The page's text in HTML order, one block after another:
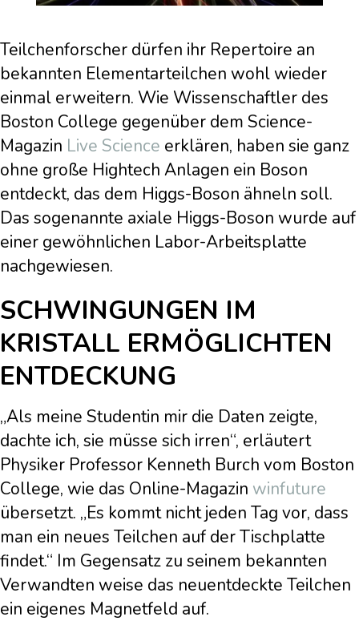
Teilchenforscher dürfen ihr Repertoire an
bekannten Elementarteilchen wohl wieder
einmal erweitern. Wie Wissenschaftler des
Boston College gegenüber dem Science-
Magazin Live Science erklären, haben sie ganz
ohne große Hightech Anlagen ein Boson
entdeckt, das dem Higgs-Boson ähneln soll.
Das sogenannte axiale Higgs-Boson wurde auf
einer gewöhnlichen Labor-Arbeitsplatte
nachgewiesen.
SCHWINGUNGEN IM
KRISTALL ERMÖGLICHTEN
ENTDECKUNG
„Als meine Studentin mir die Daten zeigte,
dachte ich, sie müsse sich irren“, erläutert
Physiker Professor Kenneth Burch vom Boston
College, wie das Online-Magazin winfuture
übersetzt. „Es kommt nicht jeden Tag vor, dass
man ein neues Teilchen auf der Tischplatte
findet.“ Im Gegensatz zu seinem bekannten
Verwandten weise das neuentdeckte Teilchen
ein eigenes Magnetfeld auf.